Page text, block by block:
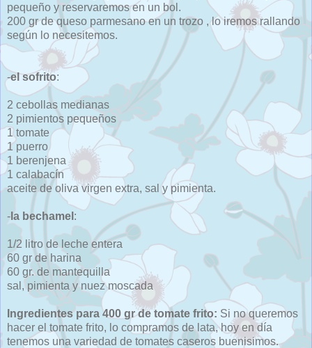
pequeño y reservaremos en un bol.
200 gr de queso parmesano en un trozo , lo iremos rallando
según lo necesitemos.
-el sofrito:
2 cebollas medianas
2 pimientos pequeños
1 tomate
1 puerro
1 berenjena
1 calabacín
aceite de oliva virgen extra, sal y pimienta.
- la bechamel :
1/2 litro de leche entera
60 gr de harina
60 gr. de mantequilla
sal, pimienta y nuez moscada
Ingredientes para 400 gr de tomate frito: Si no queremos
hacer el tomate frito, lo compramos de lata, hoy en día
tenemos una variedad de tomates caseros buenisimos.